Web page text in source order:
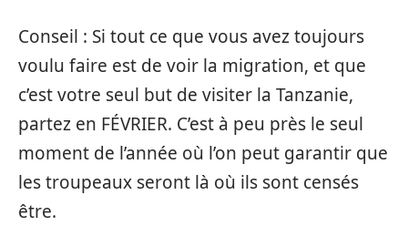
Conseil : Si tout ce que vous avez toujours
voulu faire est de voir la migration, et que
c’est votre seul but de visiter la Tanzanie,
partez en FÉVRIER. C’est à peu près le seul
moment de l’année où l’on peut garantir que
les troupeaux seront là où ils sont censés
être.